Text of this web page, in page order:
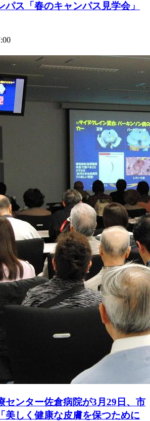
パス「春のキャンパス見学会」
センター佐倉病院が3月29日、市
美しく健康な皮膚を保つために